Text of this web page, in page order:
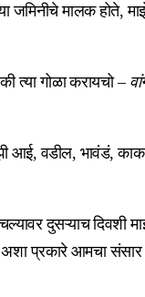
मालक होते,
त्या गोळा करायचो –
आई, वडील, भावंडं,
दुसऱ्याच
प्रकारे आमचा